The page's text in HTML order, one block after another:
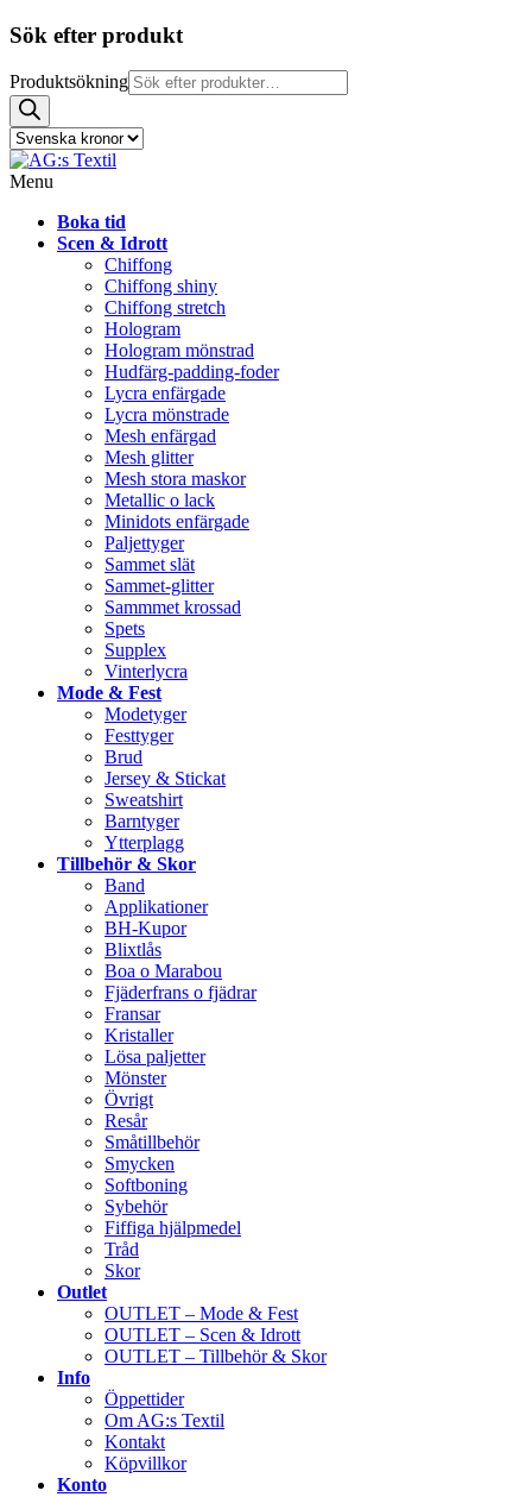
Sök efter produkt
Produktsökning
Menu
Boka tid
Scen & Idrott
Chiffong
Chiffong shiny
Chiffong stretch
Hologram
Hologram mönstrad
Hudfärg-padding-foder
Lycra enfärgade
Lycra mönstrade
Mesh enfärgad
Mesh glitter
Mesh stora maskor
Metallic o lack
Minidots enfärgade
Paljettyger
Sammet slät
Sammet-glitter
Sammmet krossad
Spets
Supplex
Vinterlycra
Mode & Fest
Modetyger
Festtyger
Brud
Jersey & Stickat
Sweatshirt
Barntyger
Ytterplagg
Tillbehör & Skor
Band
Applikationer
BH-Kupor
Blixtlås
Boa o Marabou
Fjäderfrans o fjädrar
Fransar
Kristaller
Lösa paljetter
Mönster
Övrigt
Resår
Småtillbehör
Smycken
Softboning
Sybehör
Fiffiga hjälpmedel
Tråd
Skor
Outlet
OUTLET – Mode & Fest
OUTLET – Scen & Idrott
OUTLET – Tillbehör & Skor
Info
Öppettider
Om AG:s Textil
Kontakt
Köpvillkor
Konto